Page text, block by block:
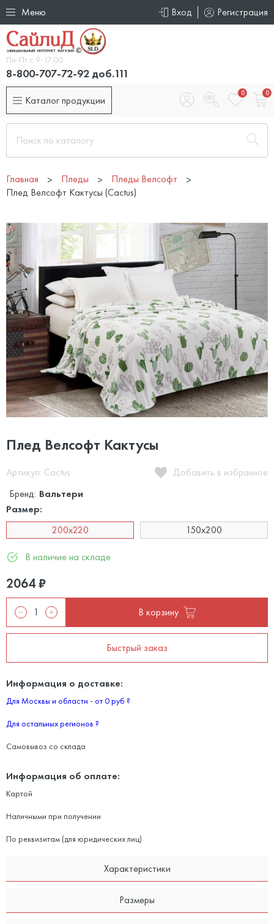
Меню Вход Регистрация
Пн-Пт с 9-17.00
8-800-707-72-92 доб.111
Каталог продукции
0 0
Главная Пледы
Пледы Велсофт
Плед Велсофт Кактусы (Сactus)
Плед Велсофт Кактусы
Артикул: Сactus
Добавить в избранное
Бренд: Вальтери
Размер:
200х220
150x200
В наличие на складе
2064₽
В корзину
Быстрый заказ
Информация о доставке:
Для Москвы и области - от 0 руб ?
Для остальных регионов ?
Самовывоз со склада
Информация об оплате:
Картой
Наличными при получении
По реквизитам (для юридических лиц)
Характеристики
Размеры